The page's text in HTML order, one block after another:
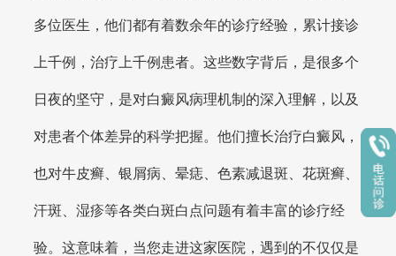
多位医生，他们都有着数余年的诊疗经验，累计接诊
上千例，治疗上千例患者。这些数字背后，是很多个
日夜的坚守，是对白癜风病理机制的深入理解，以及
对患者个体差异的科学把握。他们擅长治疗白癜风，
也对牛皮癣、银屑病、晕痣、色素减退斑、花斑癣、
汗斑、湿疹等各类白斑白点问题有着丰富的诊疗经
验。这意味着，当您走进这家医院，遇到的不仅仅是